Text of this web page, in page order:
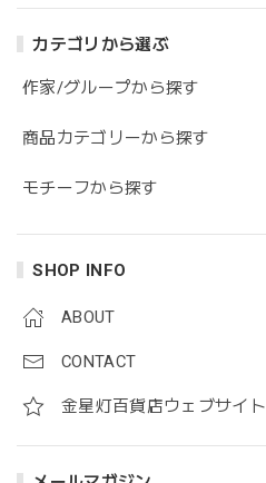
カテゴリから選ぶ
作家/グループから探す
商品カテゴリーから探す
モチーフから探す
SHOP INFO
ABOUT
CONTACT
金星灯百貨店ウェブサイト